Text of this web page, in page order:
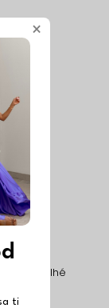
dlhé
bodmi
×
ti